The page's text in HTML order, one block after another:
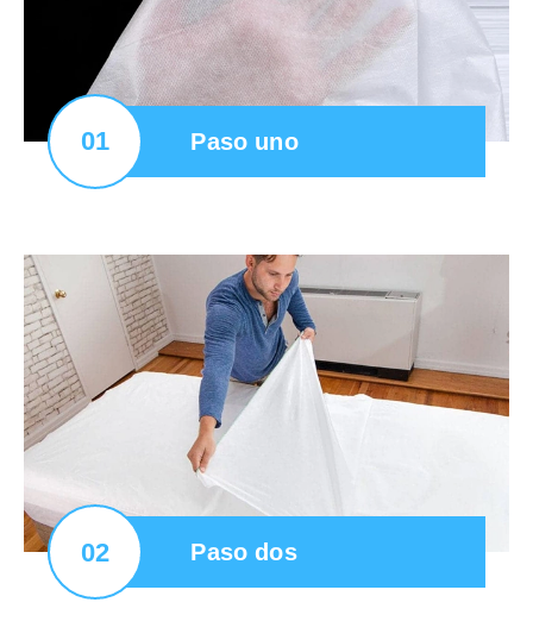
01 Paso uno
02 Paso dos